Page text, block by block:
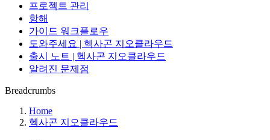
프로젝트 관리
항해
가이드 워크플로우
도와주세요 | 헥사곤 지오클라우드
출시 노트 | 헥사곤 지오클라우드
알려진 문제점
Breadcrumbs
Home
헥사곤 지오클라우드